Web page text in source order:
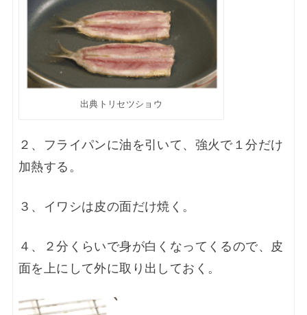
出典トリセツショウ
２、フライパンに油を引いて、強火で１分だけ
加熱する。
３、イワシは皮の面だけ焼く。
４、２分くらいで身が白くなってくるので、皮
面を上にして外に取り出しておく。